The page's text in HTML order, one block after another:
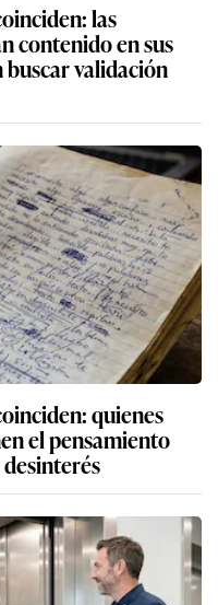
las
contenido en sus
validación
quienes
el pensamiento